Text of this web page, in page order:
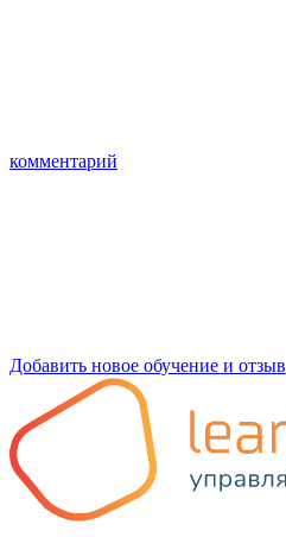
комментарий
Добавить новое обучение и отзыв